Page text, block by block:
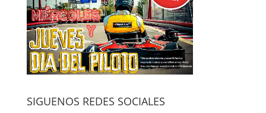
SIGUENOS REDES SOCIALES